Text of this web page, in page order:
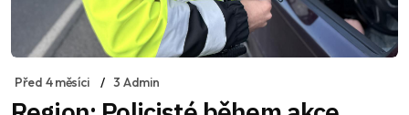
Před 4 měsíci 3 Admin